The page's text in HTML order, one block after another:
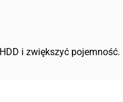
i zwiększyć pojemność.